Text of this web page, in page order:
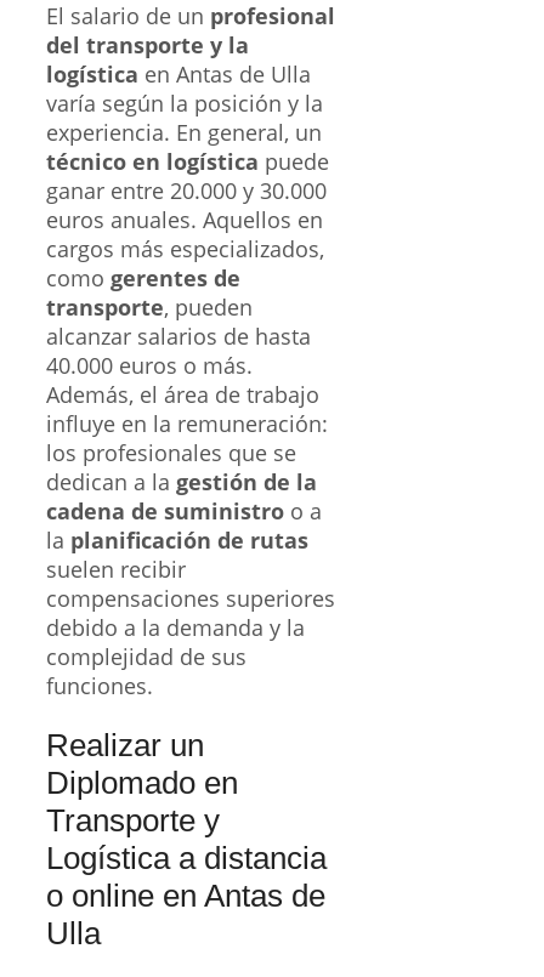
El salario de un profesional
del transporte y la
logística en Antas de Ulla
varía según la posición y la
experiencia. En general, un
técnico en logística puede
ganar entre 20.000 y 30.000
euros anuales. Aquellos en
cargos más especializados,
como gerentes de
transporte, pueden
alcanzar salarios de hasta
40.000 euros o más.
Además, el área de trabajo
influye en la remuneración:
los profesionales que se
dedican a la gestión de la
cadena de suministro o a
la planificación de rutas
suelen recibir
compensaciones superiores
debido a la demanda y la
complejidad de sus
funciones.
Realizar un
Diplomado en
Transporte y
Logística a distancia
o online en Antas de
Ulla